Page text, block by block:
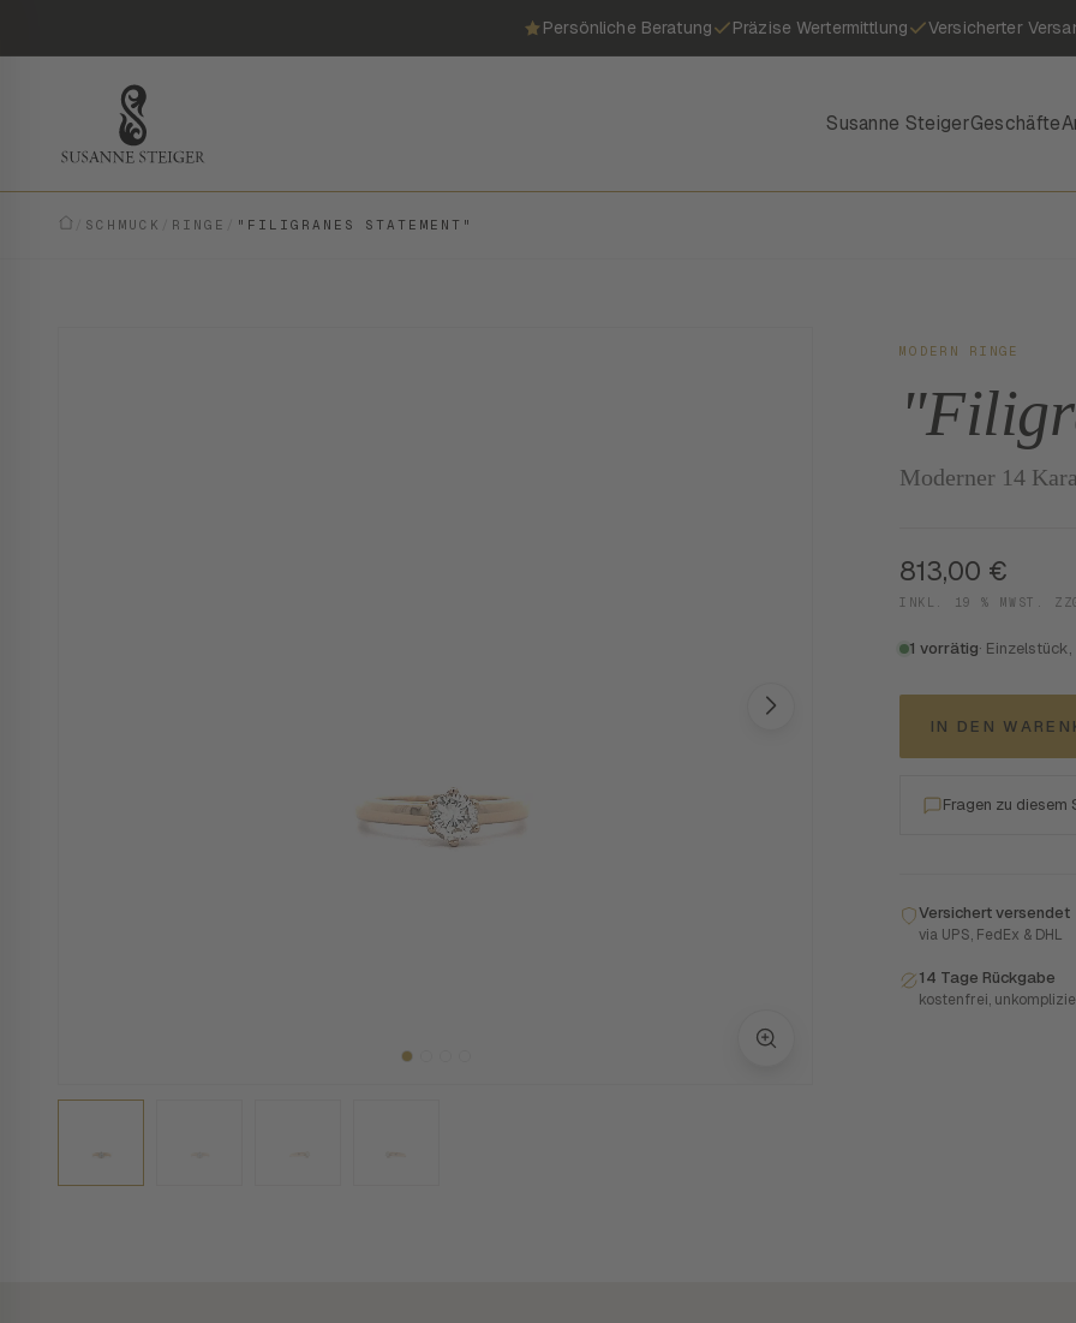
Persönliche Beratung Präzise Wertermittlung Versicherter
Susanne SteigerGeschäfte
SCHMUCK RINGE "FILIGRANES STATEMENT"
MODERN RINGE
Moderner 14
813,00 €
INKL. 19 % MWST.
1 vorrätig·
IN DEN
Fragen zu
Versichert versendet
via UPS, FedEx & DHL
14 Tage Rückgabe
kostenfrei,